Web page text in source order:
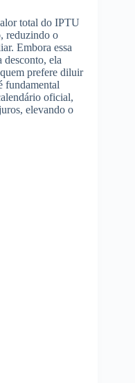
total do IPTU
reduzindo o
Embora essa
desconto, ela
prefere diluir
fundamental
oficial,
elevando o